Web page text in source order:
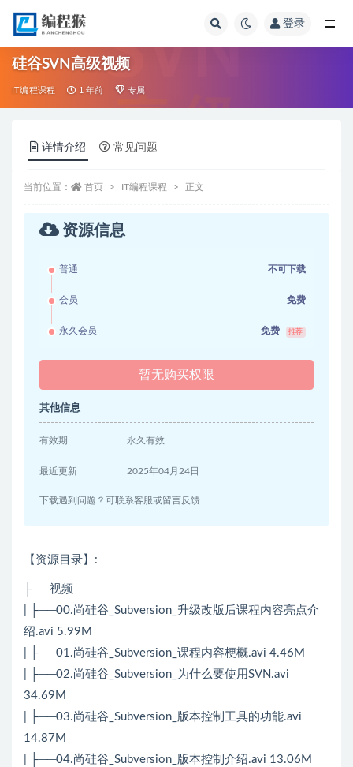
登录
硅谷SVN高级视频
IT编程课程 1 年前 专属
详情介绍 常见问题
当前位置： 首页 IT编程课程 正文
资源信息
普通 不可下载
会员 免费
永久会员 免费 推荐
暂无购买权限
其他信息
有效期 永久有效
最近更新 2025年04月24日
下载遇到问题？可联系客服或留言反馈
【资源目录】:
├──视频
| ├──00.尚硅谷_Subversion_升级改版后课程内容亮点介
绍.avi 5.99M
| ├──01.尚硅谷_Subversion_课程内容梗概.avi 4.46M
| ├──02.尚硅谷_Subversion_为什么要使用SVN.avi
34.69M
| ├──03.尚硅谷_Subversion_版本控制工具的功能.avi
14.87M
| ├──04.尚硅谷_Subversion_版本控制介绍.avi 13.06M